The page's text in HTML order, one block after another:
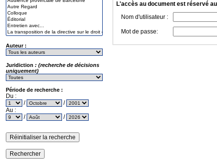
Auteur :
Juridiction : (recherche de décisions
uniquement)
Période de recherche :
Du :
/
/
Au :
/
/
L'accès au document est réservé
Nom d'utilisateur :
Mot de passe: